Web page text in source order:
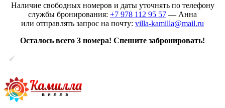
Наличие свободных номеров и даты уточнять по телефону
службы бронирования: +7 978 112 95 57 — Анна
или отправлять запрос на почту: villa-kamilla@mail.ru
Осталось всего 3 номера! Спешите забронировать!